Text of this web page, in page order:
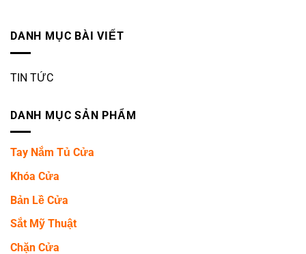
DANH MỤC BÀI VIẾT
TIN TỨC
DANH MỤC SẢN PHẨM
Tay Nắm Tủ Cửa
Khóa Cửa
Bản Lề Cửa
Sắt Mỹ Thuật
Chặn Cửa